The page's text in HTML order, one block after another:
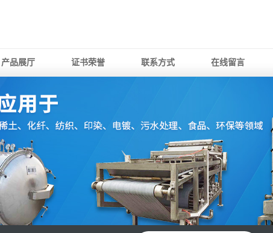
产品展厅 证书荣誉 联系方式 在线留言